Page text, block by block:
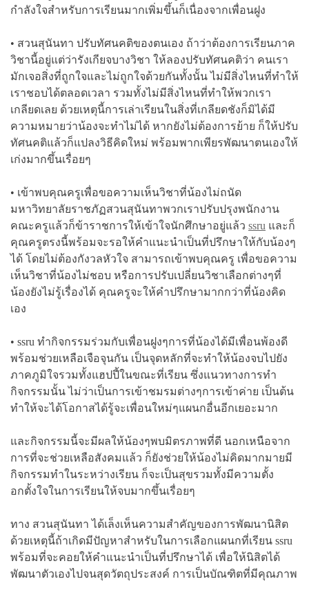
กำลังใจสำหรับการเรียนมากเพิ่มขึ้นก็เนื่องจากเพื่อนฝูง
• สวนสุนันทา ปรับทัศนคติของตนเอง ถ้าว่าต้องการเรียนภาค
วิชานี้อยู่แต่ว่ารังเกียจบางวิชา ให้ลองปรับทัศนคติว่า คนเรา
มักเจอสิ่งที่ถูกใจและไม่ถูกใจด้วยกันทั้งนั้น ไม่มีสิ่งไหนที่ทำให้
เราชอบได้ตลอดเวลา รวมทั้งไม่มีสิ่งไหนที่ทำให้พวกเรา
เกลียดเลย ด้วยเหตุนี้การเล่าเรียนในสิ่งที่เกลียดชังก็มิได้มี
ความหมายว่าน้องจะทำไม่ได้ หากยังไม่ต้องการย้าย ก็ให้ปรับ
ทัศนคติแล้วก็แปลงวิธีคิดใหม่ พร้อมพากเพียรพัฒนาตนเองให้
เก่งมากขึ้นเรื่อยๆ
• เข้าพบคุณครูเพื่อขอความเห็นวิชาที่น้องไม่ถนัด
มหาวิทยาลัยราชภัฏสวนสุนันทาพวกเราปรับปรุงพนักงาน
คณะครูแล้วก็ข้าราชการให้เข้าใจนักศึกษาอยู่แล้ว ssru และก็
คุณครูตรงนี้พร้อมจะรอให้คำแนะนำเป็นที่ปรึกษาให้กับน้องๆ
ได้ โดยไม่ต้องกังวลหัวใจ สามารถเข้าพบคุณครู เพื่อขอความ
เห็นวิชาที่น้องไม่ชอบ หรือการปรับเปลี่ยนวิชาเลือกต่างๆที่
น้องยังไม่รู้เรื่องได้ คุณครูจะให้คำปรึกษามากกว่าที่น้องคิด
เอง
• ssru ทำกิจกรรมร่วมกับเพื่อนฝูงๆการที่น้องได้มีเพื่อนพ้องดี
พร้อมช่วยเหลือเจือจุนกัน เป็นจุดหลักที่จะทำให้น้องจบไปยัง
ภาคภูมิใจรวมทั้งแฮปปี้ในขณะที่เรียน ซึ่งแนวทางการทำ
กิจกรรมนั้น ไม่ว่าเป็นการเข้าชมรมต่างๆการเข้าค่าย เป็นต้น
ทำให้จะได้โอกาสได้รู้จะเพื่อนใหม่ๆแผนกอื่นอีกเยอะมาก
และกิจกรรมนี้จะมีผลให้น้องๆพบมิตรภาพที่ดี นอกเหนือจาก
การที่จะช่วยเหลือสังคมแล้ว ก็ยังช่วยให้น้องไม่คิดมากมายมี
กิจกรรมทำในระหว่างเรียน ก็จะเป็นสุขรวมทั้งมีความตั้ง
อกตั้งใจในการเรียนให้จบมากขึ้นเรื่อยๆ
ทาง สวนสุนันทา ได้เล็งเห็นความสำคัญของการพัฒนานิสิต
ด้วยเหตุนี้ถ้าเกิดมีปัญหาสำหรับในการเลือกแผนกที่เรียน ssru
พร้อมที่จะคอยให้คำแนะนำเป็นที่ปรึกษาได้ เพื่อให้นิสิตได้
พัฒนาตัวเองไปจนสุดวัตถุประสงค์ การเป็นบัณฑิตที่มีคุณภาพ